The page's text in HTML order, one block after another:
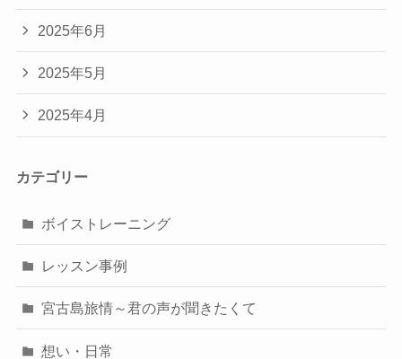
2025年6月
2025年5月
2025年4月
カテゴリー
ボイストレーニング
レッスン事例
宮古島旅情～君の声が聞きたくて
想い・日常